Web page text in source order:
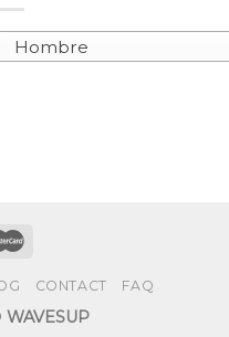
Hombre
CONTACT FAQ
WAVESUP